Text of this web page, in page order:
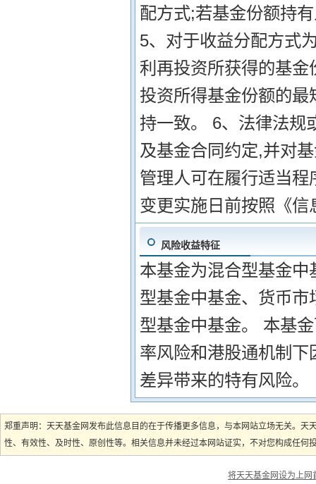
配方式;若基金份额持
5、对于收益分配方式
利再投资所获得的基
投资所得基金份额的
持一致。 6、法律法规
及基金合同约定,并对
管理人可在履行适当
变更实施日前按照《
风险收益特征
本基金为混合型基金
型基金中基金、货币
型基金中基金。 本基
率风险和港股通机制
差异带来的特有风险。
郑重声明：天天基金网发布此信息目的在于传播更多信息，与本网站立场无关。
性、有效性、及时性、原创性等。相关信息并未经过本网站证实，不对您构成任
将天天基金网设为上网